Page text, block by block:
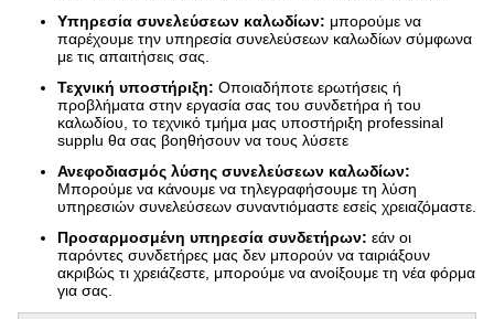
Υπηρεσία συνελεύσεων καλωδίων: μπορούμε να
παρέχουμε την υπηρεσία συνελεύσεων καλωδίων σύμφωνα
με τις απαιτήσεις σας.
Τεχνική υποστήριξη: Οποιαδήποτε ερωτήσεις ή
προβλήματα στην εργασία σας του συνδετήρα ή του
καλωδίου, το τεχνικό τμήμα μας υποστήριξη professinal
supplu θα σας βοηθήσουν να τους λύσετε
Ανεφοδιασμός λύσης συνελεύσεων καλωδίων:
Μπορούμε να κάνουμε να τηλεγραφήσουμε τη λύση
υπηρεσιών συνελεύσεων συναντιόμαστε εσείς χρειαζόμαστε.
Προσαρμοσμένη υπηρεσία συνδετήρων: εάν οι
παρόντες συνδετήρες μας δεν μπορούν να ταιριάξουν
ακριβώς τι χρειάζεστε, μπορούμε να ανοίξουμε τη νέα φόρμα
για σας.